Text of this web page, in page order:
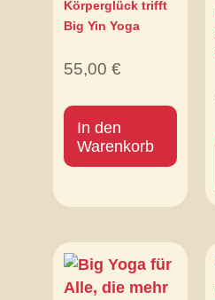
Körperglück trifft
Big Yin Yoga
55,00 €
In den
Warenkorb